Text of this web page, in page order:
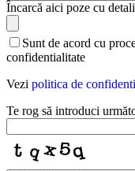
Contact
Email
Încarcă aici poze cu
Sunt de acord cu
confidentialitate
Vezi politica de
Te rog să introduci